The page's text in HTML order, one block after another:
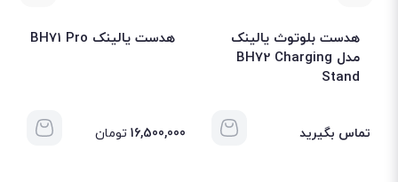
هدست بلوتوث یالینک
مدل BH72 Charging
Stand
تماس بگیرید
هدست یالینک BH71 Pro
16,500,000تومان